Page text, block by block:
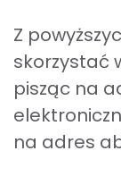
Z
skorzystać
pisząc na
na adres